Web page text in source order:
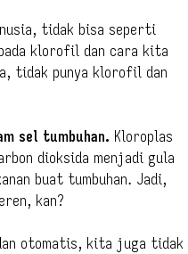
tidak bisa seperti
klorofil dan cara kita
tidak punya klorofil dan
sel tumbuhan. Kloroplas
dioksida menjadi gula
buat tumbuhan. Jadi,
kan?
otomatis, kita juga tidak